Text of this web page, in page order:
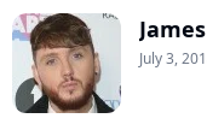
July 3,